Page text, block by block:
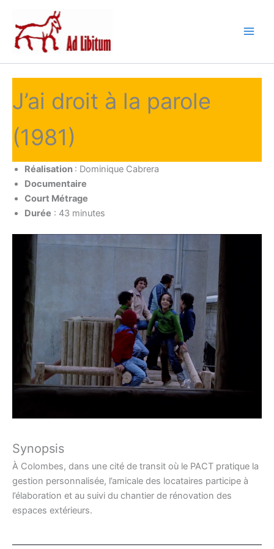
contenu
J’ai droit à la parole
(1981)
Réalisation : Dominique Cabrera
Documentaire
Court Métrage
Durée : 43 minutes
Synopsis
À Colombes, dans une cité de transit où le PACT pratique la
gestion personnalisée, l’amicale des locataires participe à
l’élaboration et au suivi du chantier de rénovation des
espaces extérieurs.